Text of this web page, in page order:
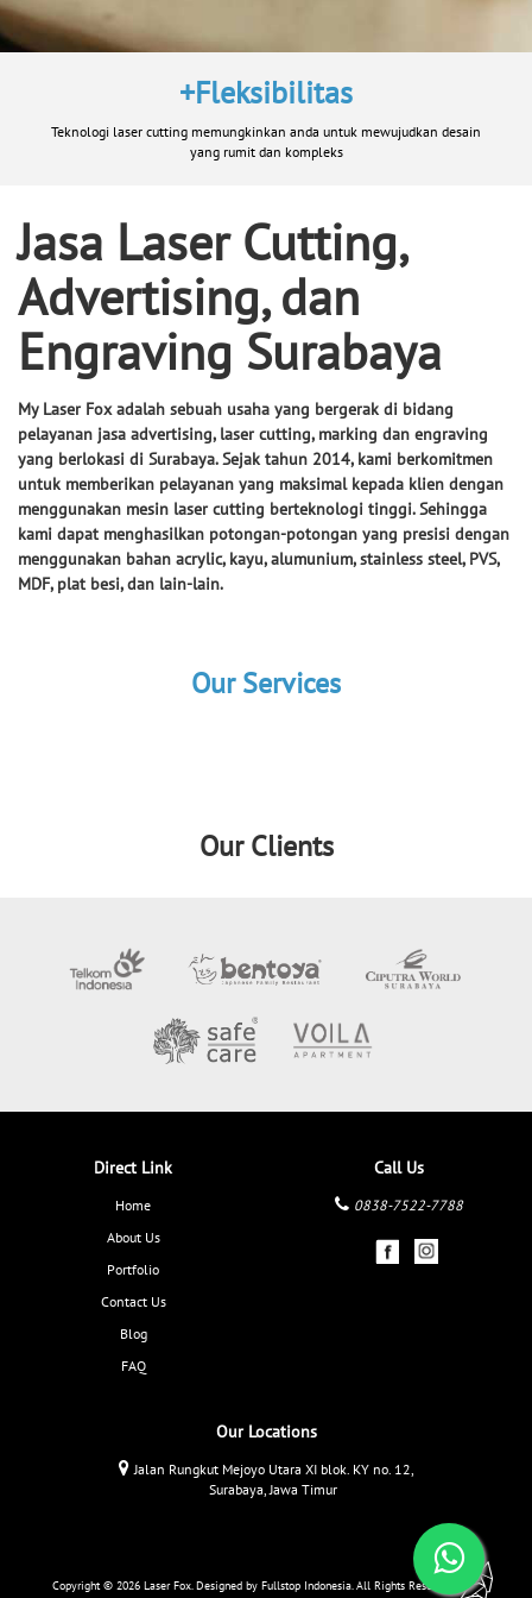
+Fleksibilitas
Teknologi laser cutting memungkinkan anda untuk mewujudkan desain
yang rumit dan kompleks
Jasa Laser Cutting,
Advertising, dan
Engraving Surabaya
My Laser Fox adalah sebuah usaha yang bergerak di bidang
pelayanan jasa advertising, laser cutting, marking dan engraving
yang berlokasi di Surabaya. Sejak tahun 2014, kami berkomitmen
untuk memberikan pelayanan yang maksimal kepada klien dengan
menggunakan mesin laser cutting berteknologi tinggi. Sehingga
kami dapat menghasilkan potongan-potongan yang presisi dengan
menggunakan bahan acrylic, kayu, alumunium, stainless steel, PVS,
MDF, plat besi, dan lain-lain.
Our Services
Our Clients
Direct Link
Home
About Us
Portfolio
Contact Us
Blog
FAQ
Call Us
0838-7522-7788
Our Locations
Jalan Rungkut Mejoyo Utara XI blok. KY no. 12,
Surabaya, Jawa Timur
Copyright © 2026 Laser Fox. Designed by Fullstop Indonesia. All Rights Reserved.